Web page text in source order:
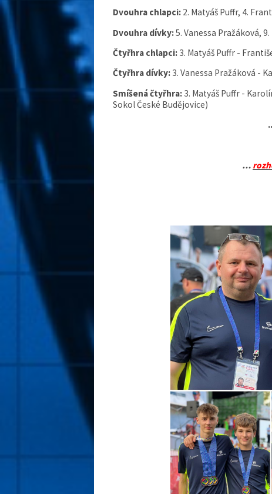
Dvouhra chlapci: 2. Matyáš Puffr, 4.
Dvouhra dívky:5. Vanessa Pražáková,
Čtyřhra chlapci: 3. Matyáš Puffr -
Čtyřhra dívky: 3. Vanessa Pražáková -
Smíšená čtyřhra: 3. Matyáš Puffr -
Sokol České Budějovice)
…